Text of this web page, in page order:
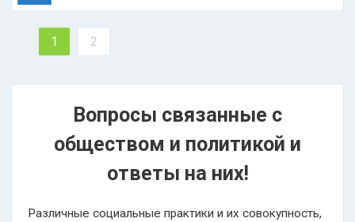
1 2
Вопросы связанные с
обществом и политикой и
ответы на них!
Различные социальные практики и их совокупность,